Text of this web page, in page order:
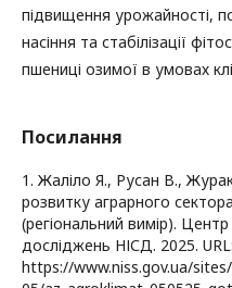
підвищення урожайності,
насіння та стабілізації
пшениці озимої в умовах
Посилання
1. Жаліло Я., Русан В.,
розвитку аграрного
(регіональний вимір).
досліджень НІСД. 2025. URL:
https://www.niss.gov.ua/